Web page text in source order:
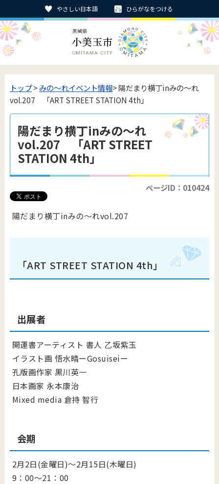
やさしい日本語 ひらがなをつける
トップ>みの〜れイベント情報> 陽だまり横丁inみの～れ
vol.207 「ART STREET STATION 4th」
陽だまり横丁inみの～れ
vol.207 「ART STREET
STATION 4th」
ページID：010424
陽だまり横丁inみの～れvol.207
「ART STREET STATION 4th」
出展者
開運書アーティスト 書人 乙坂紫玉
イラスト画 悟水晴ーGosuiseiー
孔版画作家 黒川英一
日本画家 永本康治
Mixed media 倉持 智行
会期
2月2日(金曜日)～2月15日(木曜日)
9：00～21：00